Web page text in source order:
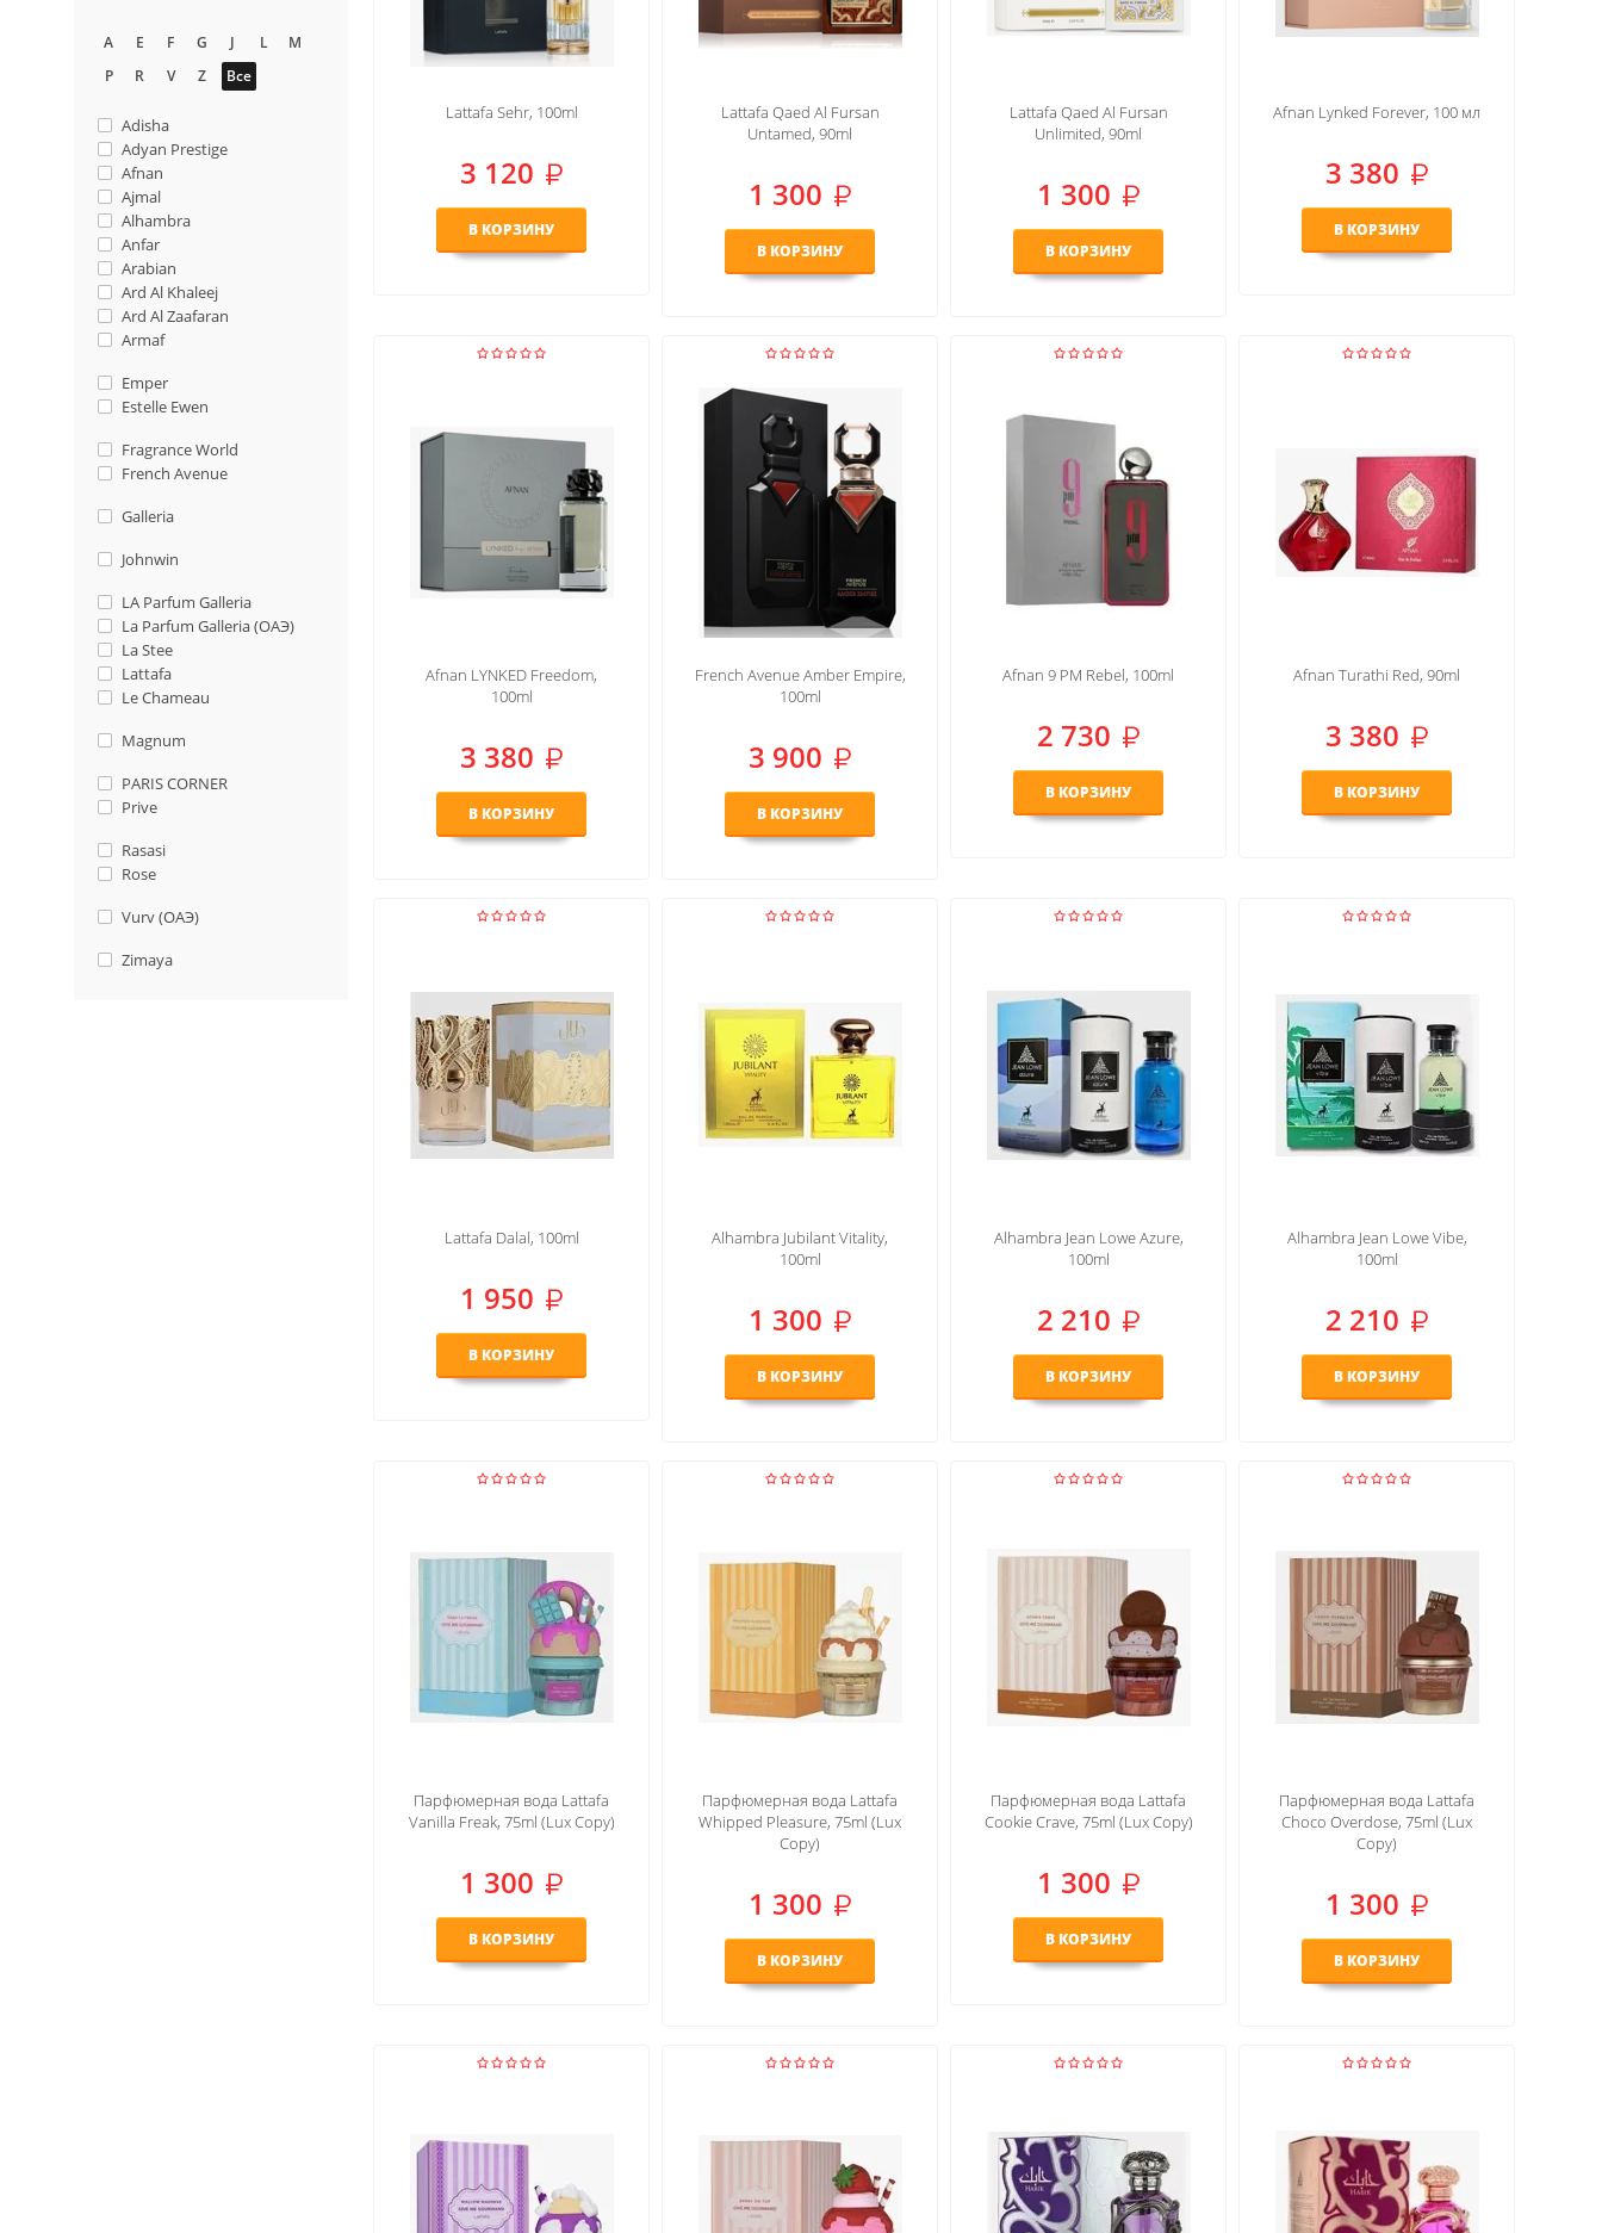
A E F G J L
M
P
R V Z Все
Adisha
Adyan Prestige
Afnan
Ajmal
Alhambra
Anfar
Arabian
Ard Al Khaleej
Ard Al Zaafaran
Armaf
Emper
Estelle Ewen
Fragrance World
French Avenue
Galleria
Johnwin
LA Parfum Galleria
La Parfum Galleria (ОАЭ)
La Stee
Lattafa
Le Chameau
Magnum
PARIS CORNER
Prive
Rasasi
Rose
Vurv (ОАЭ)
Zimaya
Lattafa Sehr, 100ml
3 120
В КОРЗИНУ
Lattafa Qaed Al Fursan
Untamed, 90ml
1 300
В КОРЗИНУ
Lattafa Qaed Al Fursan
Unlimited, 90ml
1 300
В КОРЗИНУ
Afnan Lynked Forever, 100 мл
3 380
В КОРЗИНУ
Afnan LYNKED Freedom,
100ml
3 380
В КОРЗИНУ
French Avenue Amber Empire,
100ml
3 900
В КОРЗИНУ
Afnan 9 PM Rebel, 100ml
2 730
В КОРЗИНУ
Afnan Turathi Red, 90ml
3 380
В КОРЗИНУ
Lattafa Dalal, 100ml
1 950
В КОРЗИНУ
Alhambra Jubilant Vitality,
100ml
1 300
В КОРЗИНУ
Alhambra Jean Lowe Azure,
100ml
2 210
В КОРЗИНУ
Alhambra Jean Lowe Vibe,
100ml
2 210
В КОРЗИНУ
Парфюмерная вода Lattafa
Vanilla Freak, 75ml (Lux Copy)
1 300
В КОРЗИНУ
Парфюмерная вода Lattafa
Whipped Pleasure, 75ml (Lux
Copy)
1 300
В КОРЗИНУ
Парфюмерная вода Lattafa
Cookie Crave, 75ml (Lux Copy)
1 300
В КОРЗИНУ
Парфюмерная вода Lattafa
Choco Overdose, 75ml (Lux
Copy)
1 300
В КОРЗИНУ